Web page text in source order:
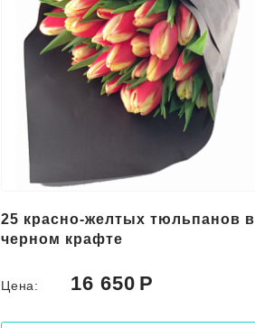
25 красно-желтых тюльпанов в
черном крафте
Цена: 16 650